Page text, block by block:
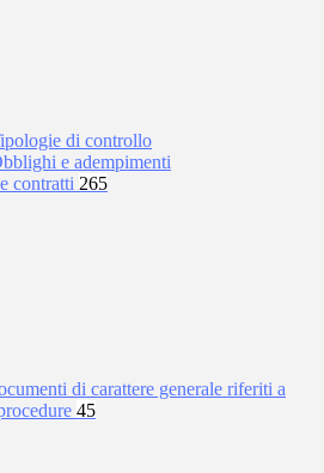
di controllo
e adempimenti
contratti 265
di carattere generale riferiti a
45